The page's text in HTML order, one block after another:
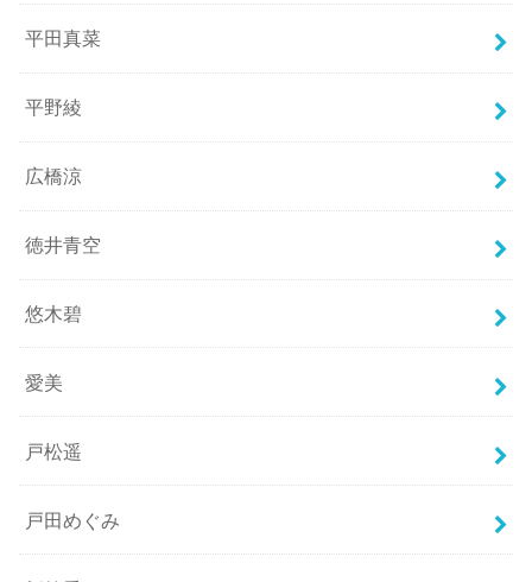
平田真菜
平野綾
広橋涼
徳井青空
悠木碧
愛美
戸松遥
戸田めぐみ